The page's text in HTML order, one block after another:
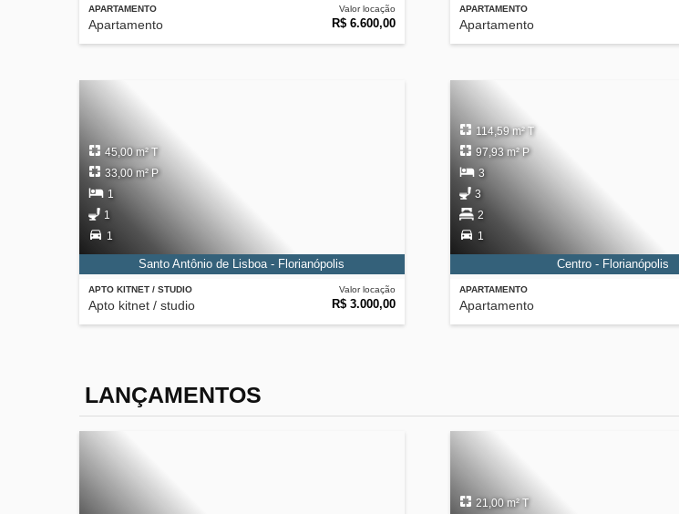
APARTAMENTO
Apartamento
Valor locação
R$ 6.600,00
APARTAMENTO
Apartamento
APTO KITNET / STUDIO
Apto kitnet / studio
Valor locação
R$ 3.000,00
45,00 m² T
33,00 m² P
1
1
1
Santo Antônio de Lisboa - Florianópolis
APARTAMENTO
Apartamento
114,59 m² T
97,93 m² P
3
3
2
1
Centro - Florianópolis
LANÇAMENTOS
21,00 m² T